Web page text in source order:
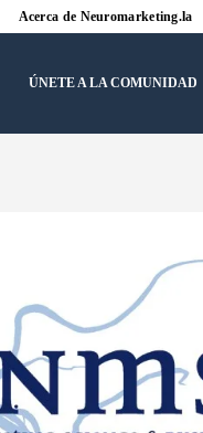
Acerca de Neuromarketing.la
ÚNETE A LA COMUNIDAD